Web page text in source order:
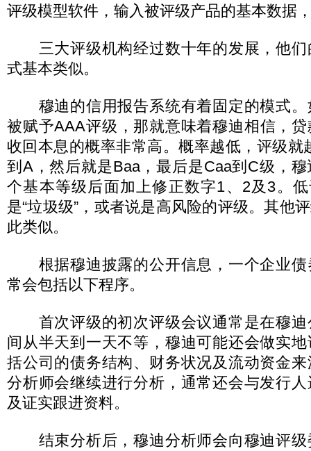
评级模型软件，输入被评级产品的基本数据
三大评级机构经过数十年的发展，他们
式基本类似。
穆迪的信用报告系统有着固定的模式。
被赋予AAA评级，那就意味着穆迪相信，
收回本息的概率非常高。概率越低，评级
到A，然后就是Baa，最后是Caa到C级，
个基本等级后面加上修正数字1、2及3。
是“垃圾级”，或者说是高风险的评级。其他
此类似。
根据穆迪披露的公开信息，一个企业债
常会包括以下程序。
首次评级的初次评级会议通常是在穆迪
间从半天到一天不等，穆迪可能还会做实
括公司的债务结构、财务状况及流动资金
分析师会继续进行分析，通常还会与发行
及证实跟进资料。
结束分析后，穆迪分析师会向穆迪评级